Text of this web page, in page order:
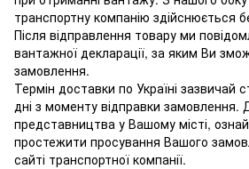
транспортну компанію здійснюється
Після відправлення товару ми
вантажної декларації, за яким Ви
замовлення.
Термін доставки по Україні зазвичай
дні з моменту відправки замовлення.
представництва у Вашому місті,
простежити просування Вашого
сайті транспортної компанії.